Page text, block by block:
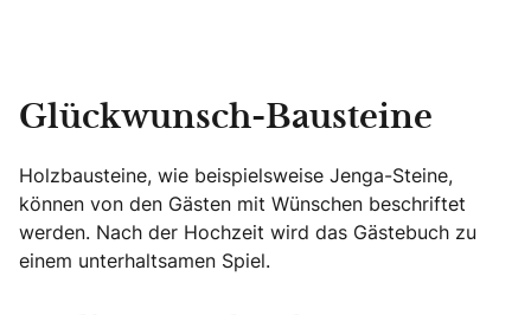
Glückwunsch-Bausteine
Holzbausteine, wie beispielsweise Jenga-Steine,
können von den Gästen mit Wünschen beschriftet
werden. Nach der Hochzeit wird das Gästebuch zu
einem unterhaltsamen Spiel.